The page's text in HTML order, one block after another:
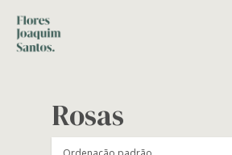
Rosas